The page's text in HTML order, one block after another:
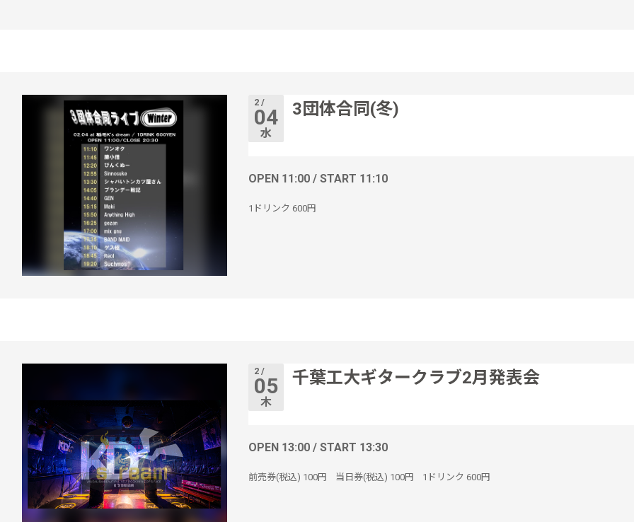
2 /
04
水
3団体合同(冬)
OPEN 11:00 / START 11:10
1ドリンク 600円
2 /
05
木
千葉工大ギタークラブ2月発表会
OPEN 13:00 / START 13:30
前売券(税込) 100円 当日券(税込) 100円 1ドリンク 600円